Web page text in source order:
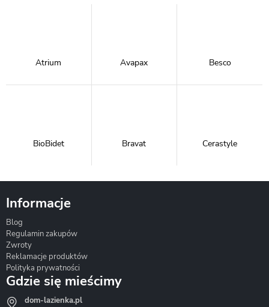
Atrium Avapax Besco
BioBidet Bravat Cerastyle
Informacje
Blog
Regulamin zakupów
Zwroty
Reklamacje produktów
Polityka prywatności
Gdzie się mieścimy
dom-lazienka.pl